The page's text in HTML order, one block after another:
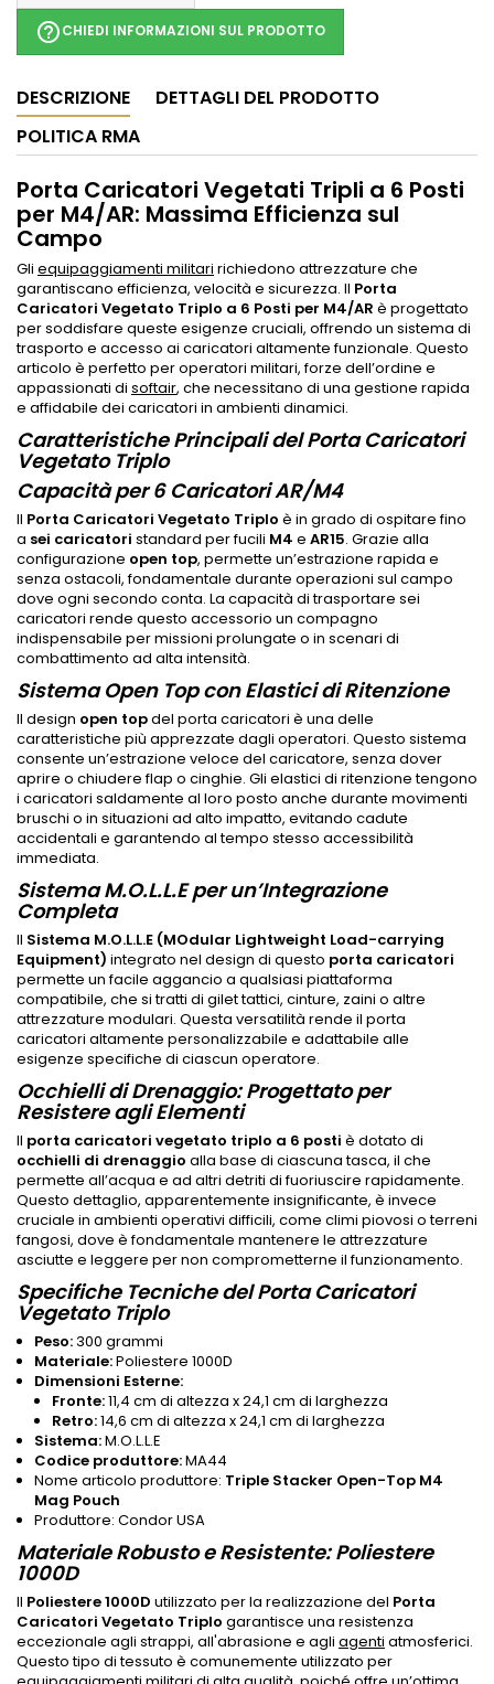
help_outlineCHIEDI INFORMAZIONI SUL PRODOTTO
DESCRIZIONE
DETTAGLI DEL PRODOTTO
POLITICA RMA
Porta Caricatori Vegetati Tripli a 6 Posti
per M4/AR: Massima Efficienza sul
Campo
Gli equipaggiamenti militari richiedono attrezzature che
garantiscano efficienza, velocità e sicurezza. Il Porta
Caricatori Vegetato Triplo a 6 Posti per M4/AR è progettato
per soddisfare queste esigenze cruciali, offrendo un sistema di
trasporto e accesso ai caricatori altamente funzionale. Questo
articolo è perfetto per operatori militari, forze dell’ordine e
appassionati di softair, che necessitano di una gestione rapida
e affidabile dei caricatori in ambienti dinamici.
Caratteristiche Principali del Porta Caricatori
Vegetato Triplo
Capacità per 6 Caricatori AR/M4
Il Porta Caricatori Vegetato Triplo è in grado di ospitare fino
a sei caricatori standard per fucili M4 e AR15. Grazie alla
configurazione open top, permette un’estrazione rapida e
senza ostacoli, fondamentale durante operazioni sul campo
dove ogni secondo conta. La capacità di trasportare sei
caricatori rende questo accessorio un compagno
indispensabile per missioni prolungate o in scenari di
combattimento ad alta intensità.
Sistema Open Top con Elastici di Ritenzione
Il design open topdel porta caricatori è una delle
caratteristiche più apprezzate dagli operatori. Questo sistema
consente un’estrazione veloce del caricatore, senza dover
aprire o chiudere flap o cinghie. Gli elastici di ritenzione tengono
i caricatori saldamente al loro posto anche durante movimenti
bruschi o in situazioni ad alto impatto, evitando cadute
accidentali e garantendo al tempo stesso accessibilità
immediata.
Sistema M.O.L.L.E per un’Integrazione
Completa
Il Sistema M.O.L.L.E (MOdular Lightweight Load-carrying
Equipment) integrato nel design di questo porta caricatori
permette un facile aggancio a qualsiasi piattaforma
compatibile, che si tratti di gilet tattici, cinture, zaini o altre
attrezzature modulari. Questa versatilità rende il porta
caricatori altamente personalizzabile e adattabile alle
esigenze specifiche di ciascun operatore.
Occhielli di Drenaggio: Progettato per
Resistere agli Elementi
Il porta caricatori vegetato triplo a 6 posti è dotato di
occhielli di drenaggio alla base di ciascuna tasca, il che
permette all’acqua e ad altri detriti di fuoriuscire rapidamente.
Questo dettaglio, apparentemente insignificante, è invece
cruciale in ambienti operativi difficili, come climi piovosi o terreni
fangosi, dove è fondamentale mantenere le attrezzature
asciutte e leggere per non comprometterne il funzionamento.
Specifiche Tecniche del Porta Caricatori
Vegetato Triplo
Peso:300 grammi
Materiale:Poliestere 1000D
Dimensioni Esterne:
Fronte:11,4 cm di altezza x 24,1 cm di larghezza
Retro:14,6 cm di altezza x 24,1 cm di larghezza
Sistema:M.O.L.L.E
Codice produttore:MA44
Nome articolo produttore: Triple Stacker Open-Top M4
Mag Pouch
Produttore: Condor USA
Materiale Robusto e Resistente: Poliestere
1000D
Il Poliestere 1000D utilizzato per la realizzazione del Porta
Caricatori Vegetato Triplo garantisce una resistenza
eccezionale agli strappi, all'abrasione e agli agenti atmosferici.
Questo tipo di tessuto è comunemente utilizzato per